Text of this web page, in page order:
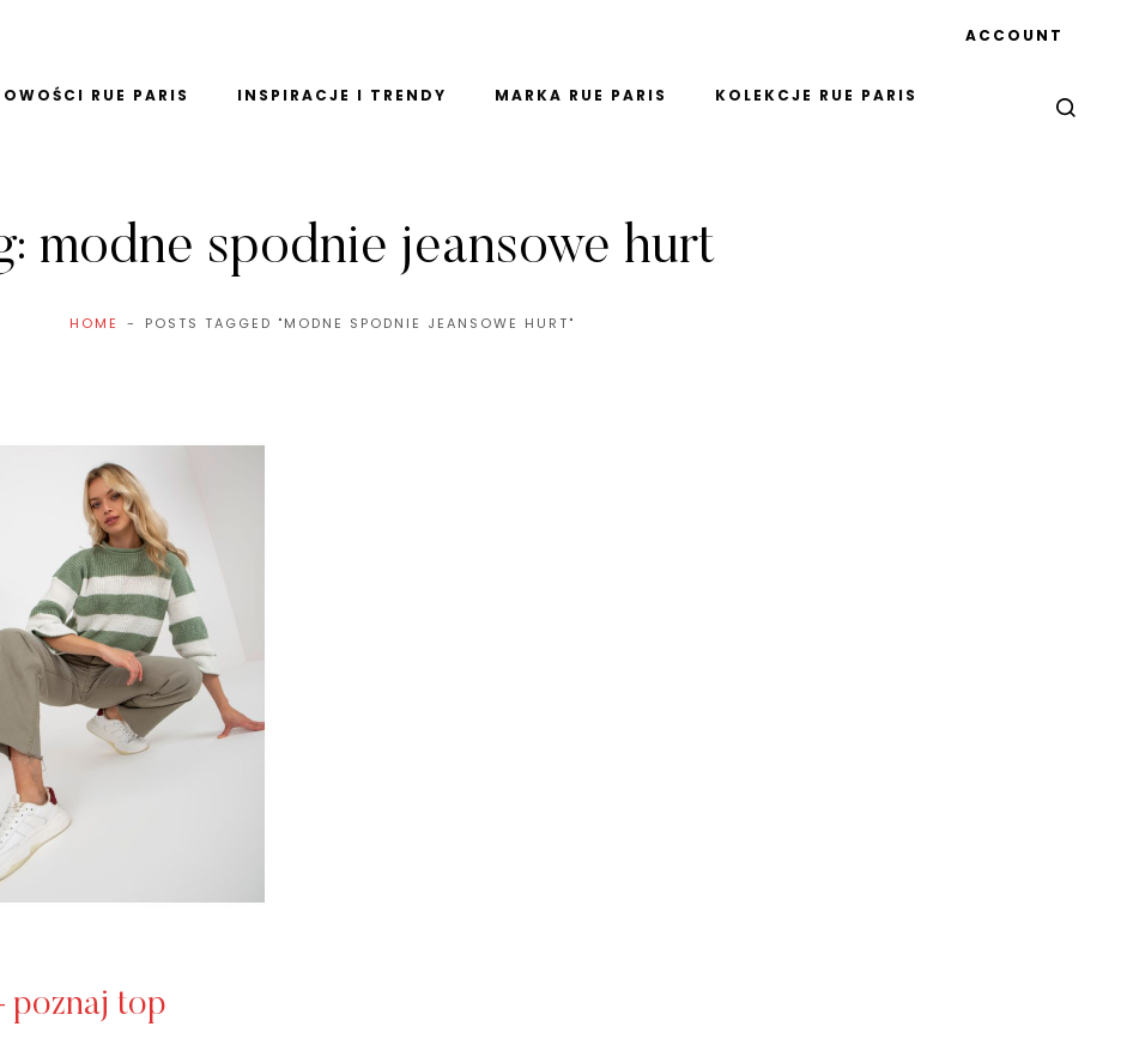
RUE PARIS INSPIRACJE I TRENDY MARKA RUE PARIS KOLEKCJE RUE PARIS
ACCOUNT
modne spodnie jeansowe hurt
HOME POSTS TAGGED "MODNE SPODNIE JEANSOWE HURT"
poznaj top